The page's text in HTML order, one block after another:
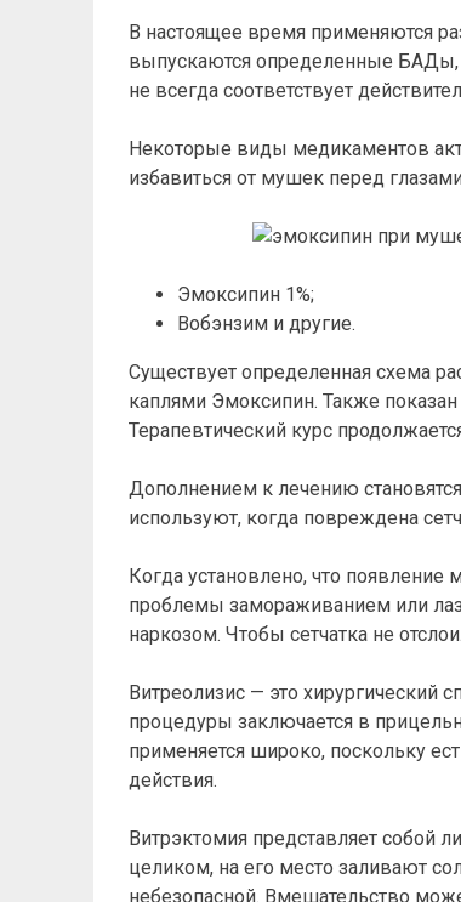
В настоящее время применяются
выпускаются определенные БАДы,
не всегда соответствует
Некоторые виды медикаментов
избавиться от мушек перед
Эмоксипин 1%;
Вобэнзим и другие.
Существует определенная схема
каплями Эмоксипин. Также
Терапевтический курс
Дополнением к лечению
используют, когда повреждена
Когда установлено, что
проблемы замораживанием или
наркозом. Чтобы сетчатка не
Витреолизис — это
процедуры заключается в
применяется широко, поскольку
действия.
Витрэктомия представляет собой
целиком, на его место заливают
небезопасной. Вмешательство